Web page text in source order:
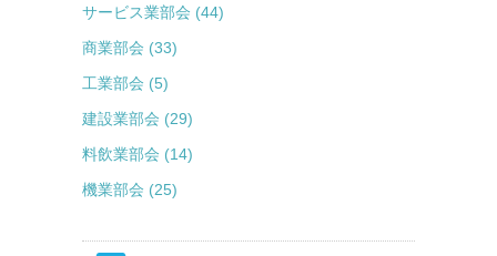
サービス業部会 (44)
商業部会 (33)
工業部会 (5)
建設業部会 (29)
料飲業部会 (14)
機業部会 (25)